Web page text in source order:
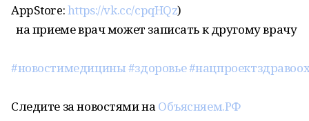
AppStore:https://vk.cc/cpqHQz)
на приеме врач может записать к другому врачу
#новостимедицины#здоровье
Следите за новостями на Объясняем.РФ